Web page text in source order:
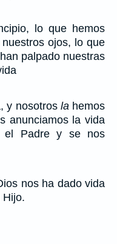
lo que hemos
ojos, lo que
palpado nuestras
y nosotros lahemos
anunciamos la vida
el Padre y se nos
nos ha dado vida
Hijo.